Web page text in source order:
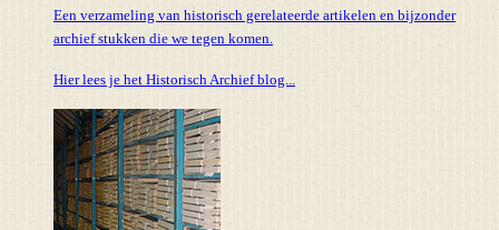
Een verzameling van historisch gerelateerde artikelen en bijzonder
archief stukken die we tegen komen.
Hier lees je het Historisch Archief blog...